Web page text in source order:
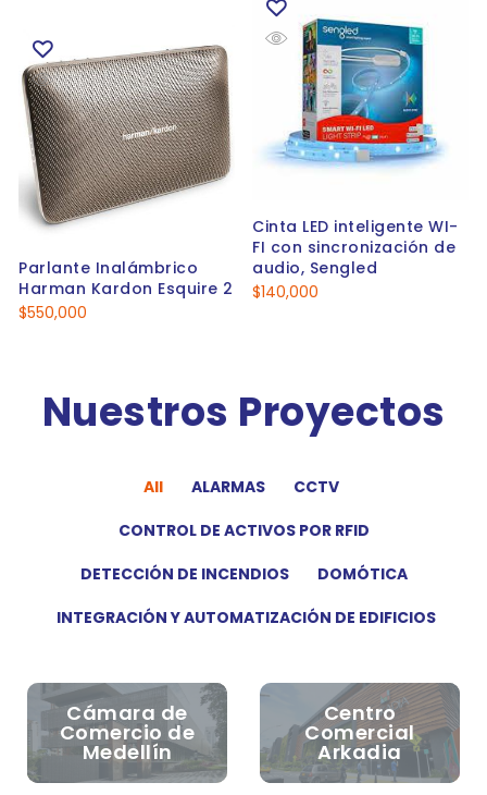
Cinta LED inteligente WI-
FI con sincronización de
audio, Sengled
$140,000
Parlante Inalámbrico
Harman Kardon Esquire 2
$550,000
Nuestros Proyectos
All ALARMAS
CCTV
CONTROL DE ACTIVOS POR RFID
DETECCIÓN DE INCENDIOS
DOMÓTICA
INTEGRACIÓN Y AUTOMATIZACIÓN DE EDIFICIOS
Cámara de
Comercio de
Medellín
Centro
Comercial
Arkadia